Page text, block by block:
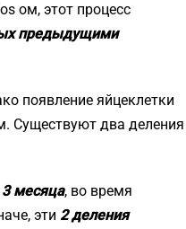
ом, этот процесс
предыдущими
появление яйцеклетки
Существуют два деления
месяца, во время
эти 2 деления